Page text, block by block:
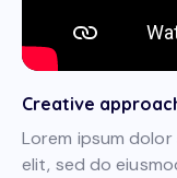
Creative
Lorem ipsum
elit, sed do